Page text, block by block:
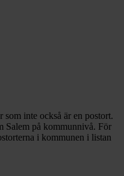
som inte också är en postort.
Salem på kommunnivå. För
i kommunen i listan